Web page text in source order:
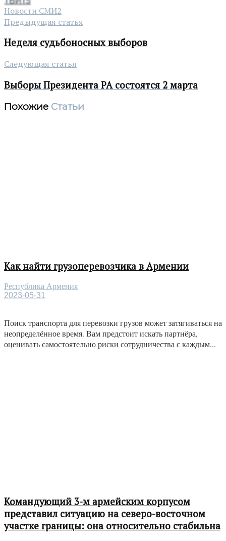
Новости СМИ2
Предыдущая статья
Неделя судьбоносных выборов
Следующая статья
Выборы Президента РА состоятся 2 марта
Похожие Статьи
Как найти грузоперевозчика в Армении
Республика Армения
2023-05-31
Поиск транспорта для перевозки грузов может затягиваться на
неопределённое время. Вам предстоит искать партнёра,
оценивать самостоятельно риски сотрудничества с каждым...
Командующий 3-м армейским корпусом
представил ситуацию на северо-восточном
участке границы: она относительно стабильна